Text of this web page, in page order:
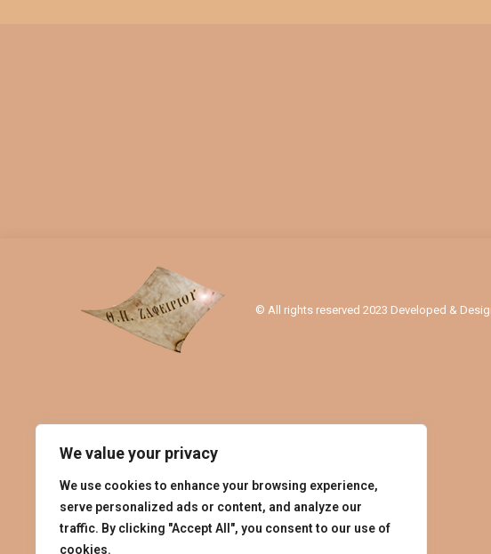
We value your privacy
We use cookies to enhance your browsing experience,
serve personalized ads or content, and analyze our
traffic. By clicking "Accept All", you consent to our use of
cookies.
© All rights reserved 2023 Developed &